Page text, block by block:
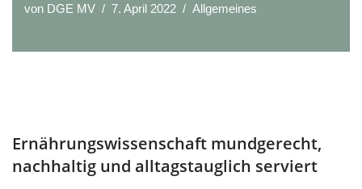
von DGE MV 7. April 2022 Allgemeines
Ernährungswissenschaft mundgerecht,
nachhaltig und alltagstauglich serviert